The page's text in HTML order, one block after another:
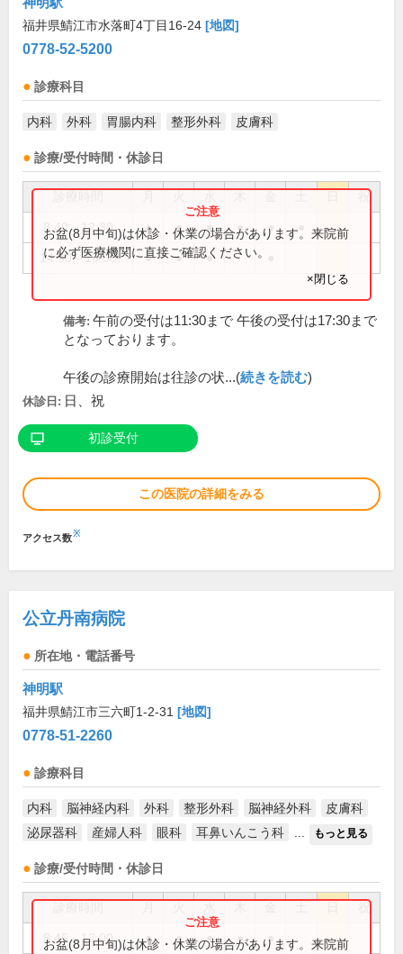
福井県鯖江市水落町4丁目16-24 [地図]
0778-52-5200
診療科目
内科 外科 胃腸内科 整形外科 皮膚科
診療/受付時間・休診日
祝
8:40～12:30 ● ● ● ● ●
14:30～18:00 ● ● ●
お盆(8月中旬)は休診・休業の場合があります。来院前
に必ず医療機関に直接ご確認ください。
×閉じる
備考: 午前の受付は11:30まで 午後の受付は17:30まで
となっております。
午後の診療開始は往診の状...(続きを読む)
休診日: 日、祝
初診受付
この医院の詳細をみる
アクセス数※
公立丹南病院
所在地・電話番号
神明駅
福井県鯖江市三六町1-2-31 [地図]
0778-51-2260
診療科目
内科 脳神経内科 外科 整形外科 脳神経外科
皮膚科
泌尿器科
産婦人科 眼科 耳鼻いんこう科 もっと見る
診療/受付時間・休診日
祝
8:45～12:00 ● ● ● ● ●
お盆(8月中旬)は休診・休業の場合があります。来院前